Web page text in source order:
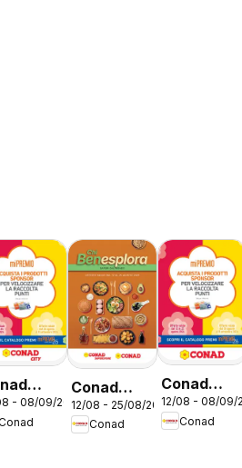
Mi
- 08/09/2026
Conad
volantino
Benesplora
12/08 - 25/08/2026
Conad
Conad
volantino
Mi Premio
12/08 - 08/09/
Conad